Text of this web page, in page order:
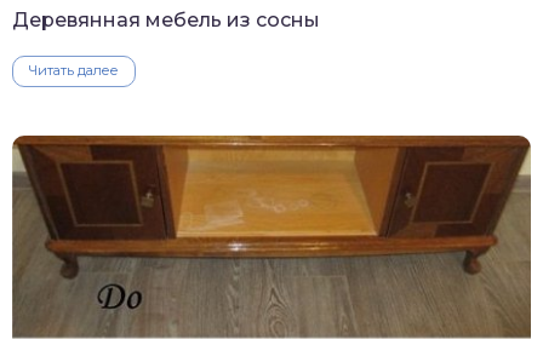
Деревянная мебель из сосны
Читать далее